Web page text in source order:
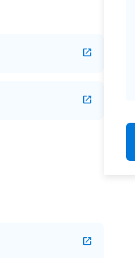
open_in_new
open_in_new
open_in_new